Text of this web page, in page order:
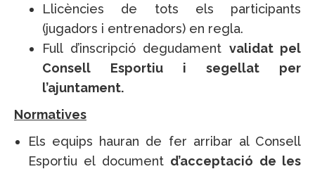
Llicències de tots els participants
(jugadors i entrenadors) en regla.
Full d’inscripció degudament validat pel
Consell Esportiu i segellat per
l’ajuntament.
Normatives
Els equips hauran de fer arribar al Consell
Esportiu el document d’acceptació de les